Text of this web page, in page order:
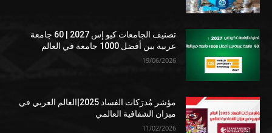
تصنيف الجامعات كيو إس 2027 | 60 جامعة
عربية بين أفضل 1000 جامعة في العالم
19/06/2026
مؤشر مُدرَكات الفساد 2025|العالم العربي في
ميزان الشفافية العالمي
11/02/2026